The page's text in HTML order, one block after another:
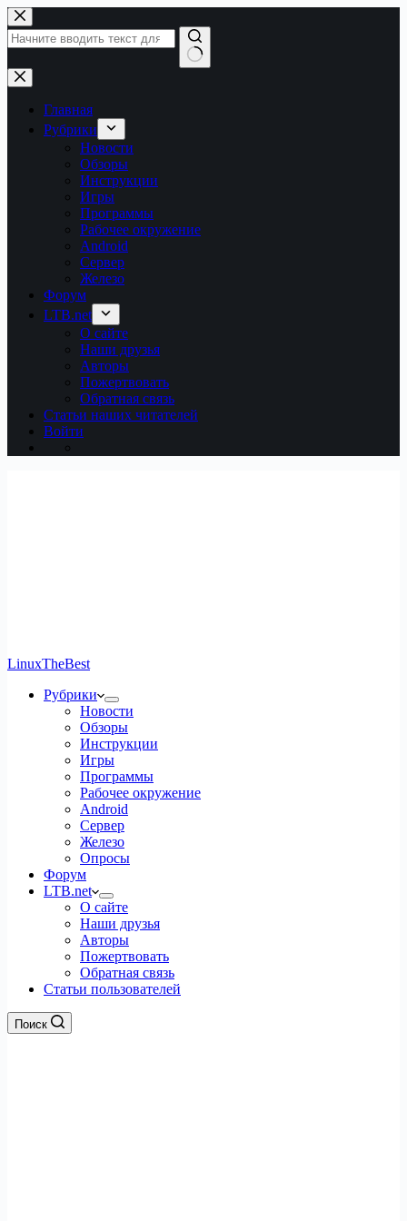
Перейти
к
сути
Ничего
не
найденоГлавная
Рубрики
Новости
Обзоры
Инструкции
Игры
Программы
Рабочее окружение
Android
Сервер
Железо
Форум
LTB.net
О сайте
Наши друзья
Авторы
Пожертвовать
Обратная связь
Статьи наших читателей
Войти
LinuxTheBest
Рубрики
Новости
Обзоры
Инструкции
Игры
Программы
Рабочее окружение
Android
Сервер
Железо
Опросы
Форум
LTB.net
О сайте
Наши друзья
Авторы
Пожертвовать
Обратная связь
Статьи пользователей
Поиск